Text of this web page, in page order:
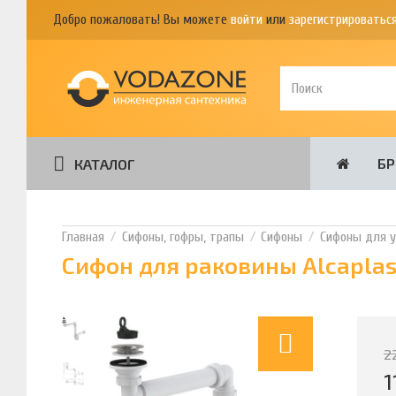
Добро пожаловать! Вы можете войти или
КАТАЛОГ
Сифоны, гофры, трапы Сифоны Сифоны для
Сифон для раковины